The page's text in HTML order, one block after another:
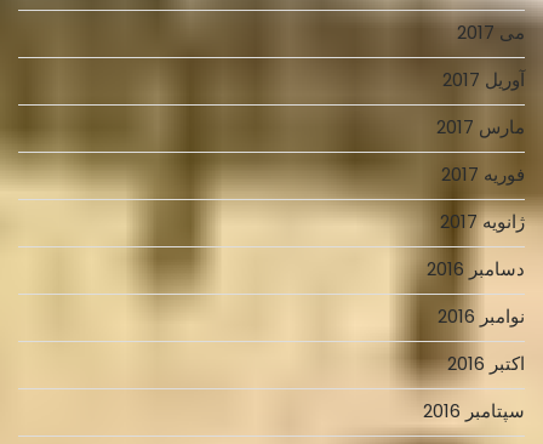
می 2017
آوریل 2017
مارس 2017
فوریه 2017
ژانویه 2017
دسامبر 2016
نوامبر 2016
اکتبر 2016
سپتامبر 2016